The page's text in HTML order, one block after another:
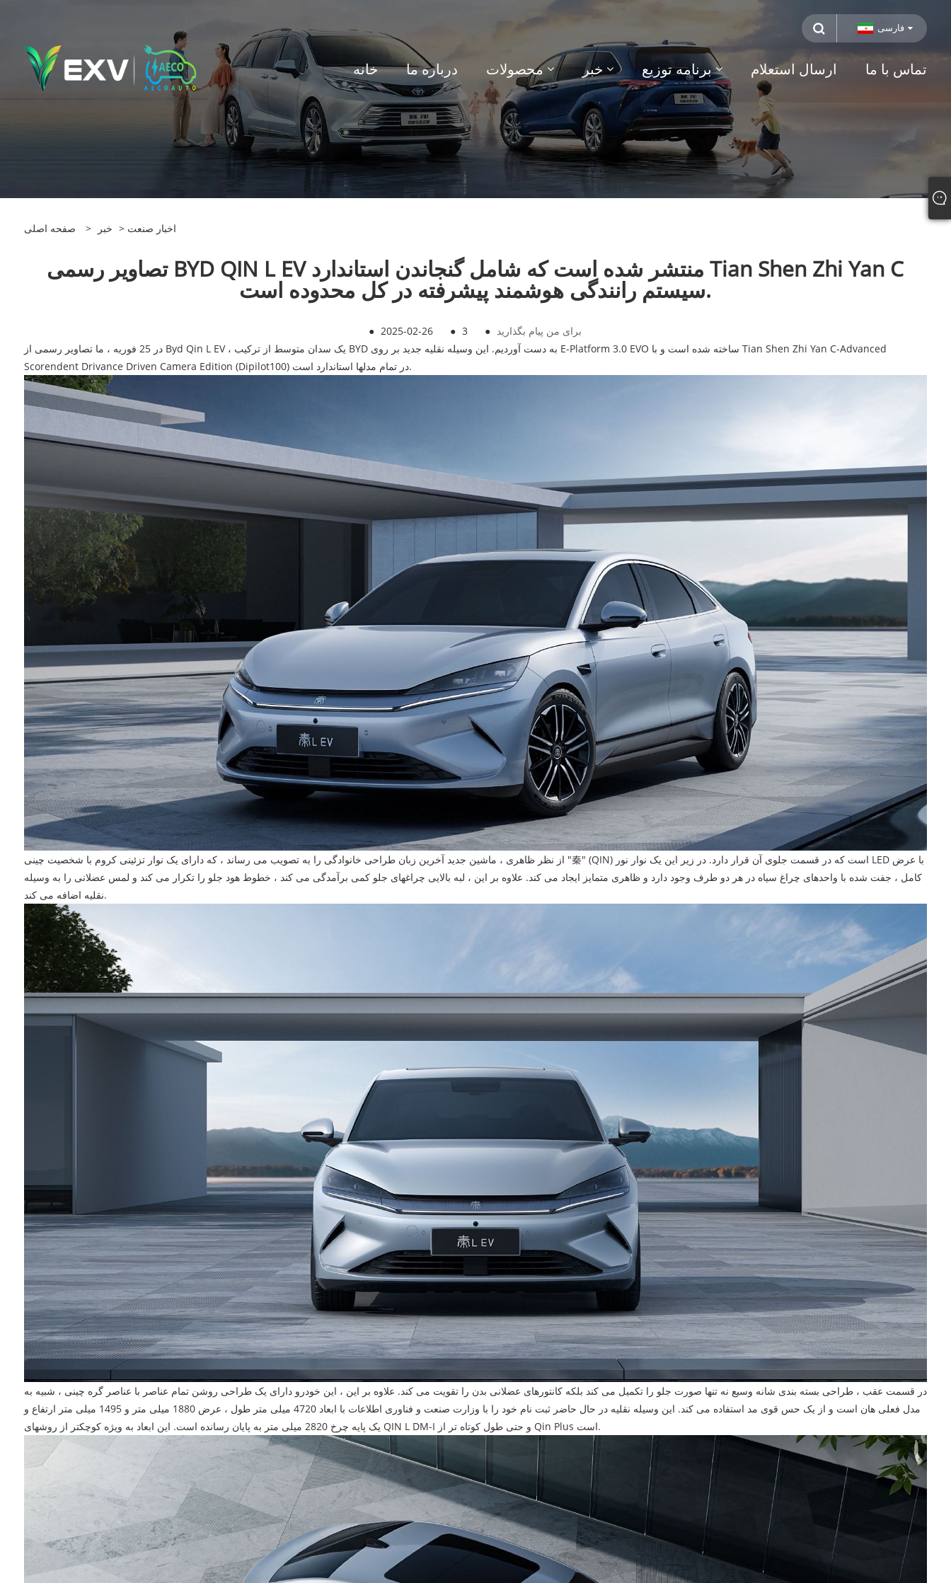
فارسی
خانه درباره ما محصولات خبر برنامه توزیع ارسال استعلام تماس با ما
صفحه اصلی > خبر > اخبار صنعت
تصاویر رسمی BYD QIN L EV منتشر شده است که شامل گنجاندن استاندارد Tian Shen Zhi Yan C
سیستم رانندگی هوشمند پیشرفته در کل محدوده است.
● 2025-02-26 ● 3 ● برای من پیام بگذارید
در 25 فوریه ، ما تصاویر رسمی از Byd Qin L EV ، یک سدان متوسط ​​از ترکیب BYD به دست آوردیم. این وسیله نقلیه جدید بر روی E-Platform 3.0 EVO ساخته شده است و با Tian Shen Zhi Yan C-Advanced
Scorendent Drivance Driven Camera Edition (Dipilot100) در تمام مدلها استاندارد است.
از نظر ظاهری ، ماشین جدید آخرین زبان طراحی خانوادگی را به تصویب می رساند ، که دارای یک نوار تزئینی کروم با شخصیت چینی "秦" (QIN) است که در قسمت جلوی آن قرار دارد. در زیر این یک نوار نور LED با عرض
کامل ، جفت شده با واحدهای چراغ سیاه در هر دو طرف وجود دارد و ظاهری متمایز ایجاد می کند. علاوه بر این ، لبه بالایی چراغهای جلو کمی برآمدگی می کند ، خطوط هود جلو را تکرار می کند و لمس عضلانی را به وسیله
نقلیه اضافه می کند.
در قسمت عقب ، طراحی بسته بندی شانه وسیع نه تنها صورت جلو را تکمیل می کند بلکه کانتورهای عضلانی بدن را تقویت می کند. علاوه بر این ، این خودرو دارای یک طراحی روشن تمام عناصر با عناصر گره چینی ، شبیه به
مدل فعلی هان است و از یک حس قوی مد استفاده می کند. این وسیله نقلیه در حال حاضر ثبت نام خود را با وزارت صنعت و فناوری اطلاعات با ابعاد 4720 میلی متر طول ، عرض 1880 میلی متر و 1495 میلی متر ارتفاع و
یک پایه چرخ 2820 میلی متر به پایان رسانده است. این ابعاد به ویژه کوچکتر از روشهای QIN L DM-I و حتی طول کوتاه تر از Qin Plus است.